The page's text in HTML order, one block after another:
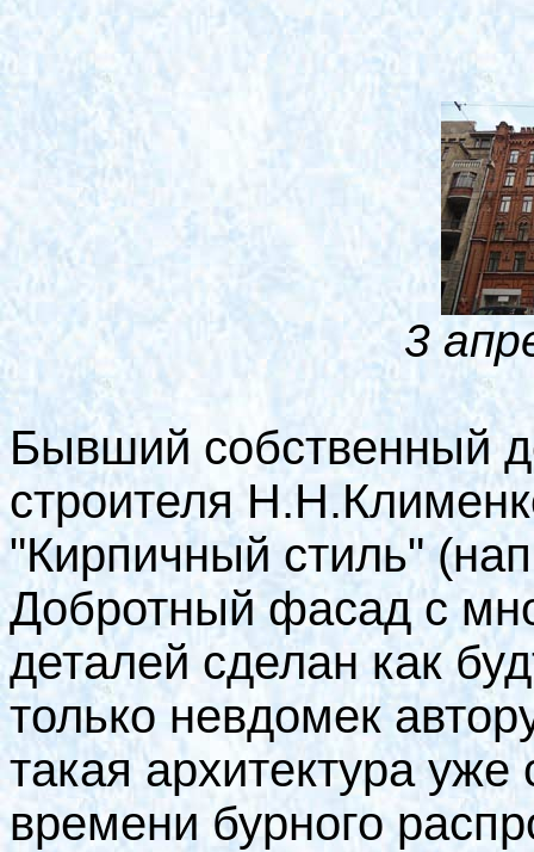
3
Бывший собственный
строителя
"Кирпичный стиль"
Добротный фасад с
деталей сделан как
только невдомек
такая архитектура
времени бурного